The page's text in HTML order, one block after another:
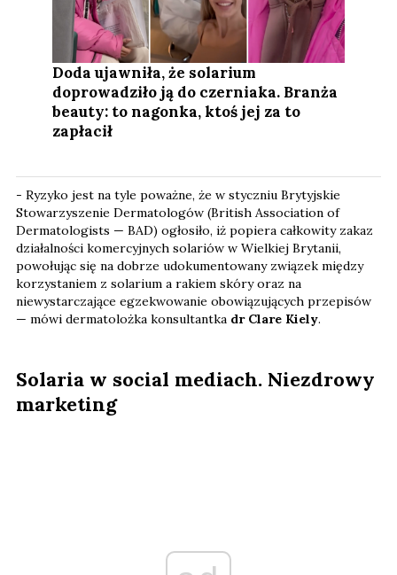
Doda ujawniła, że solarium
doprowadziło ją do czerniaka. Branża
beauty: to nagonka, ktoś jej za to
zapłacił
- Ryzyko jest na tyle poważne, że w styczniu Brytyjskie
Stowarzyszenie Dermatologów (British Association of
Dermatologists — BAD) ogłosiło, iż popiera całkowity zakaz
działalności komercyjnych solariów w Wielkiej Brytanii,
powołując się na dobrze udokumentowany związek między
korzystaniem z solarium a rakiem skóry oraz na
niewystarczające egzekwowanie obowiązujących przepisów
— mówi dermatolożka konsultantka dr Clare Kiely.
Solaria w social mediach. Niezdrowy
marketing